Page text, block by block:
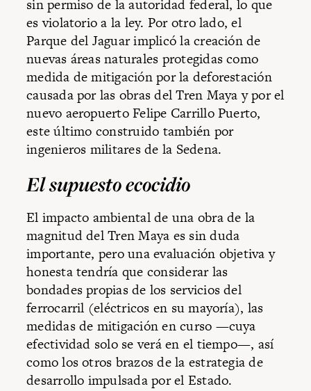
sin permiso de la autoridad federal, lo que
es violatorio a la ley. Por otro lado, el
Parque del Jaguar implicó la creación de
nuevas áreas naturales protegidas como
medida de mitigación por la deforestación
causada por las obras del Tren Maya y por el
nuevo aeropuerto Felipe Carrillo Puerto,
este último construido también por
ingenieros militares de la Sedena.
El supuesto ecocidio
El impacto ambiental de una obra de la
magnitud del Tren Maya es sin duda
importante, pero una evaluación objetiva y
honesta tendría que considerar las
bondades propias de los servicios del
ferrocarril (eléctricos en su mayoría), las
medidas de mitigación en curso —cuya
efectividad solo se verá en el tiempo—, así
como los otros brazos de la estrategia de
desarrollo impulsada por el Estado.